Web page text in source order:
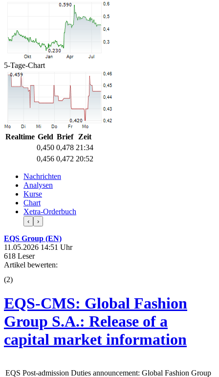
5-Tage-Chart
Realtime Geld Brief
Zeit
0,450 0,478 21:34
0,456 0,472 20:52
Nachrichten
Analysen
Kurse
Chart
Xetra-Orderbuch
‹ ›
EQS Group (EN)
11.05.2026 14:51 Uhr
618 Leser
Artikel bewerten:
(2)
EQS-CMS: Global Fashion
Group S.A.: Release of a
capital market information
EQS Post-admission Duties announcement: Global Fashion Group